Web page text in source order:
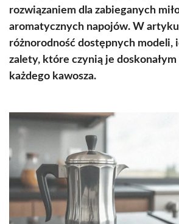
rozwiązaniem dla zabieganych
aromatycznych napojów. W
różnorodność dostępnych modeli,
zalety, które czynią je
każdego kawosza.